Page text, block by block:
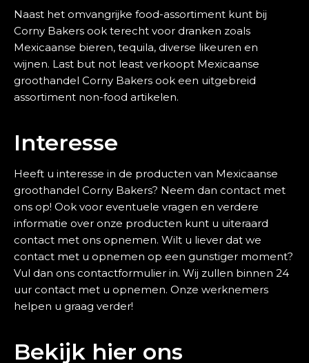
Naast het omvangrijke food-assortiment kunt bij
Corny Bakers ook terecht voor dranken zoals
Mexicaanse bieren, tequila, diverse likeuren en
wijnen. Last but not least verkoopt Mexicaanse
groothandel Corny Bakers ook een uitgebreid
assortiment non-food artikelen.
Interesse
Heeft u interesse in de producten van Mexicaanse
groothandel Corny Bakers? Neem dan contact met
ons op! Ook voor eventuele vragen en verdere
informatie over onze producten kunt u uiteraard
contact met ons opnemen. Wilt u liever dat we
contact met u opnemen op een gunstiger moment?
Vul dan ons contactformulier in. Wij zullen binnen 24
uur contact met u opnemen. Onze werknemers
helpen u graag verder!
Bekijk hier ons